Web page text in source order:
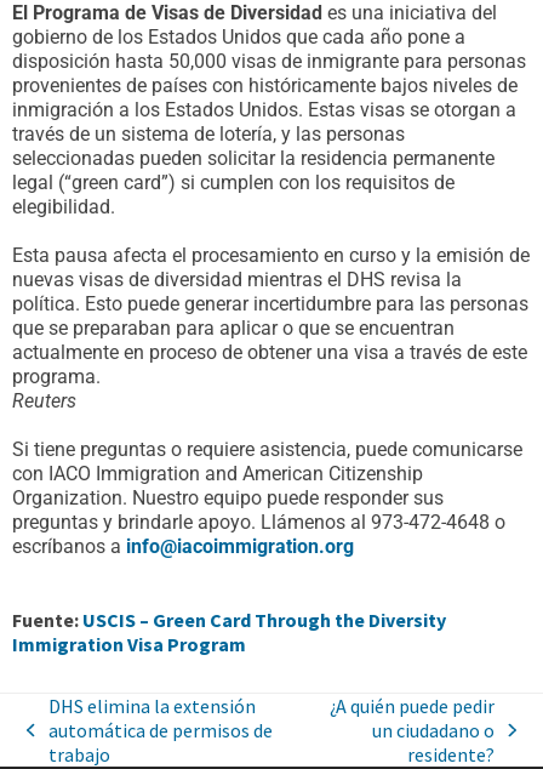
El Programa de Visas de Diversidad es una iniciativa del
gobierno de los Estados Unidos que cada año pone a
disposición hasta 50,000 visas de inmigrante para personas
provenientes de países con históricamente bajos niveles de
inmigración a los Estados Unidos. Estas visas se otorgan a
través de un sistema de lotería, y las personas
seleccionadas pueden solicitar la residencia permanente
legal (“green card”) si cumplen con los requisitos de
elegibilidad.
Esta pausa afecta el procesamiento en curso y la emisión de
nuevas visas de diversidad mientras el DHS revisa la
política. Esto puede generar incertidumbre para las personas
que se preparaban para aplicar o que se encuentran
actualmente en proceso de obtener una visa a través de este
programa.
Reuters
Si tiene preguntas o requiere asistencia, puede comunicarse
con IACO Immigration and American Citizenship
Organization. Nuestro equipo puede responder sus
preguntas y brindarle apoyo. Llámenos al 973-472-4648 o
escríbanos a info@iacoimmigration.org
Fuente: USCIS – Green Card Through the Diversity
Immigration Visa Program
DHS elimina la extensión
automática de permisos de
trabajo
¿A quién puede pedir
un ciudadano o
residente?